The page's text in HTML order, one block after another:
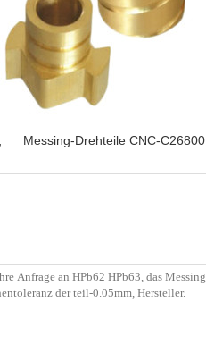
Messing-Drehteile CNC-C26800